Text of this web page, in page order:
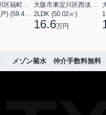
大阪市西淀川区福町２丁目
2LDK＋S(納戸) (59.48㎡)
大阪市東淀川区西淡路１丁目
2LDK (50.02㎡)
16.6万円
メゾン菊水 仲介手数料無料